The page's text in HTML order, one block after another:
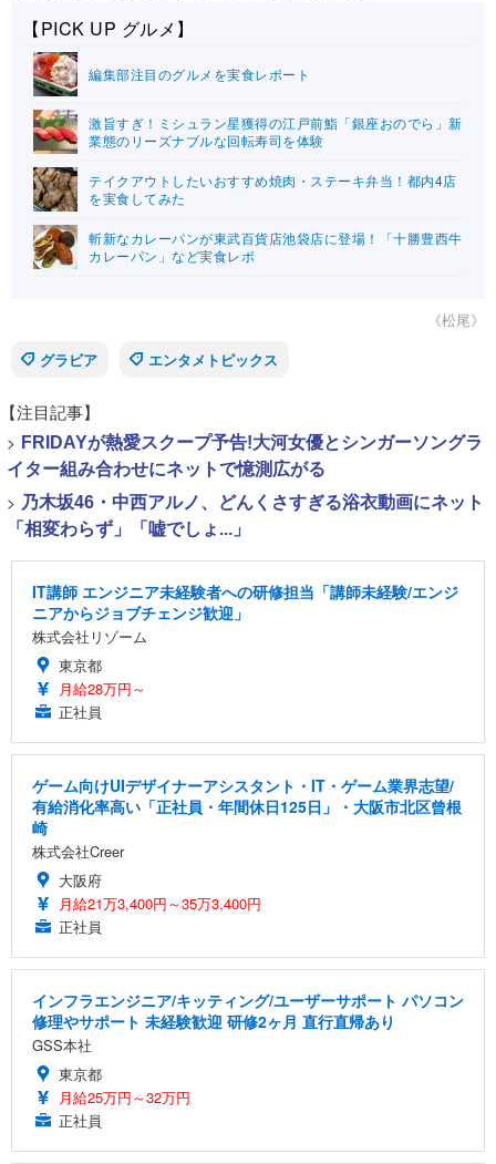
【PICK UP グルメ】
編集部注目のグルメを実食レポート
激旨すぎ！ミシュラン星獲得の江戸前鮨「銀座おのでら」新
業態のリーズナブルな回転寿司を体験
テイクアウトしたいおすすめ焼肉・ステーキ弁当！都内4店
を実食してみた
斬新なカレーパンが東武百貨店池袋店に登場！「十勝豊西牛
カレーパン」など実食レポ
《松尾》
グラビア
エンタメトピックス
【注目記事】
> FRIDAYが熱愛スクープ予告!大河女優とシンガーソングラ
イター組み合わせにネットで憶測広がる
> 乃木坂46・中西アルノ、どんくさすぎる浴衣動画にネット
「相変わらず」「嘘でしょ...」
IT講師 エンジニア未経験者への研修担当「講師未経験/エンジ
ニアからジョブチェンジ歓迎」
株式会社リゾーム
東京都
月給28万円～
正社員
ゲーム向けUIデザイナーアシスタント・IT・ゲーム業界志望/
有給消化率高い「正社員・年間休日125日」・大阪市北区曾根
崎
株式会社Creer
大阪府
月給21万3,400円～35万3,400円
正社員
インフラエンジニア/キッティング/ユーザーサポート パソコン
修理やサポート 未経験歓迎 研修2ヶ月 直行直帰あり
GSS本社
東京都
月給25万円～32万円
正社員